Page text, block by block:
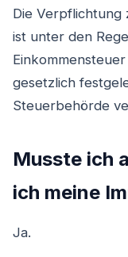
Die Verpflichtung
ist unter den
gesetzlich
Steuerbehörde
Musste ich
ich meine
Ja.